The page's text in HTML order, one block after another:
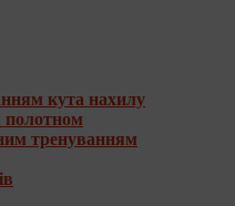
кута нахилу
полотном
тренуванням